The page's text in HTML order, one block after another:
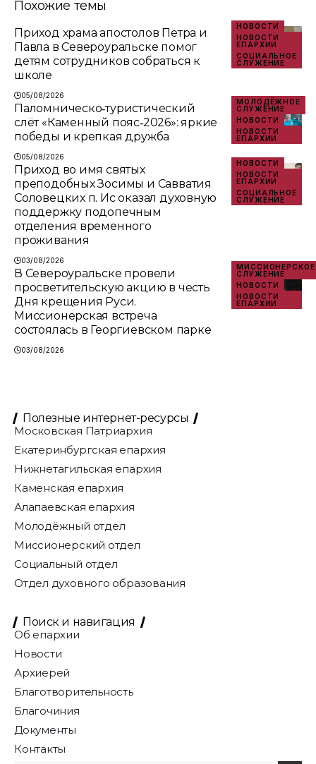
Похожие темы
НОВОСТИ
НОВОСТИ
ЕПАРХИИ
СОЦИАЛЬНОЕ
СЛУЖЕНИЕ
Приход храма апостолов Петра и
Павла в Североуральске помог
детям сотрудников собраться к
школе
05/08/2026
МОЛОДЁЖНОЕ
СЛУЖЕНИЕ
НОВОСТИ
НОВОСТИ
ЕПАРХИИ
Паломническо‑туристический
слёт «Каменный пояс‑2026»: яркие
победы и крепкая дружба
05/08/2026
НОВОСТИ
НОВОСТИ
ЕПАРХИИ
СОЦИАЛЬНОЕ
СЛУЖЕНИЕ
Приход во имя святых
преподобных Зосимы и Савватия
Соловецких п. Ис оказал духовную
поддержку подопечным
отделения временного
проживания
03/08/2026
МИССИОНЕРСКОЕ
СЛУЖЕНИЕ
НОВОСТИ
НОВОСТИ
ЕПАРХИИ
В Североуральске провели
просветительскую акцию в честь
Дня крещения Руси.
Миссионерская встреча
состоялась в Георгиевском парке
03/08/2026
Полезные интернет-ресурсы
Московская Патриархия
Екатеринбургская епархия
Нижнетагильская епархия
Каменская епархия
Алапаевская епархия
Молодёжный отдел
Миссионерский отдел
Социальный отдел
Отдел духовного образования
Поиск и навигация
Об епархии
Новости
Архиерей
Благотворительность
Благочиния
Документы
Контакты